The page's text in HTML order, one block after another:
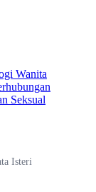
Wanita
Seksual
Isteri